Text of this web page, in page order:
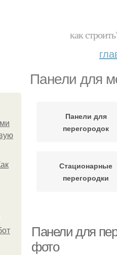
как
Панели для
Панели для
перегородок
Стационарные
перегородки
сэндвич-панелей
Панели для
фото